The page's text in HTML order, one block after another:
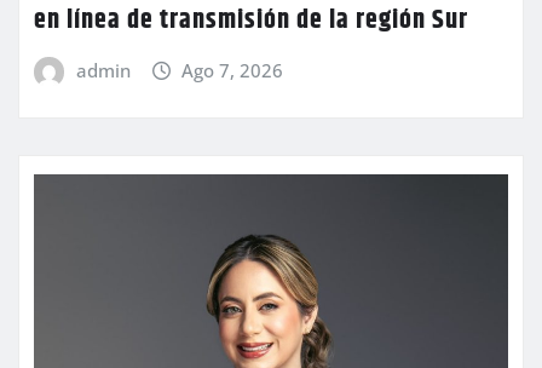
en línea de transmisión de la región Sur
admin Ago 7, 2026